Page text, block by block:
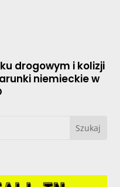
drogowym i kolizji
niemieckie w